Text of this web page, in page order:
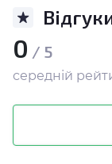
0 / 5
середній